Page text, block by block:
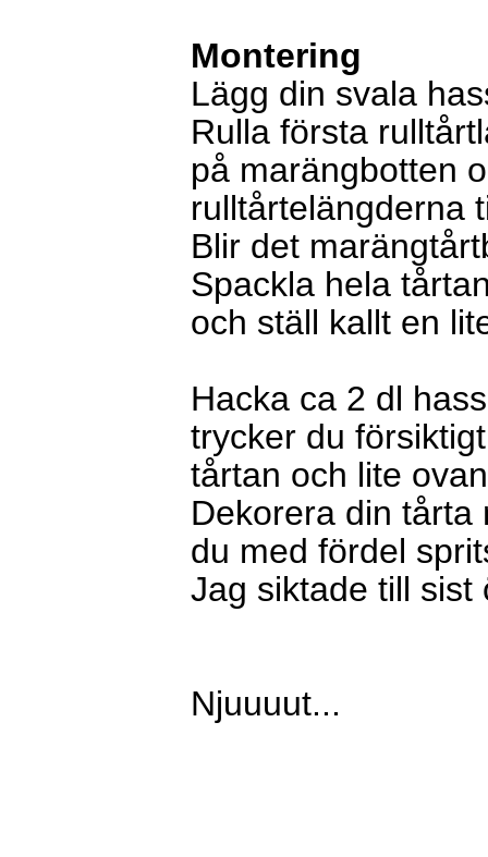
Montering
Lägg din svala
Rulla första
på marängbotten
rulltårtelängderna
Blir det
Spackla hela
och ställ kallt en
Hacka ca 2 dl
trycker du
tårtan och lite
Dekorera din tårta
du med fördel
Jag siktade till sist
Njuuuut...